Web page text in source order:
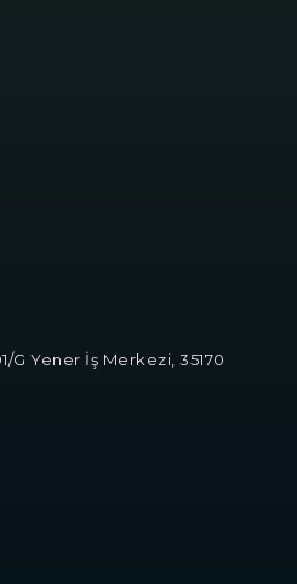
G Yener İş Merkezi, 35170